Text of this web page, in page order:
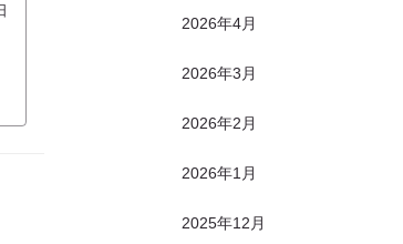
2026年4月
2026年3月
2026年2月
2026年1月
2025年12月